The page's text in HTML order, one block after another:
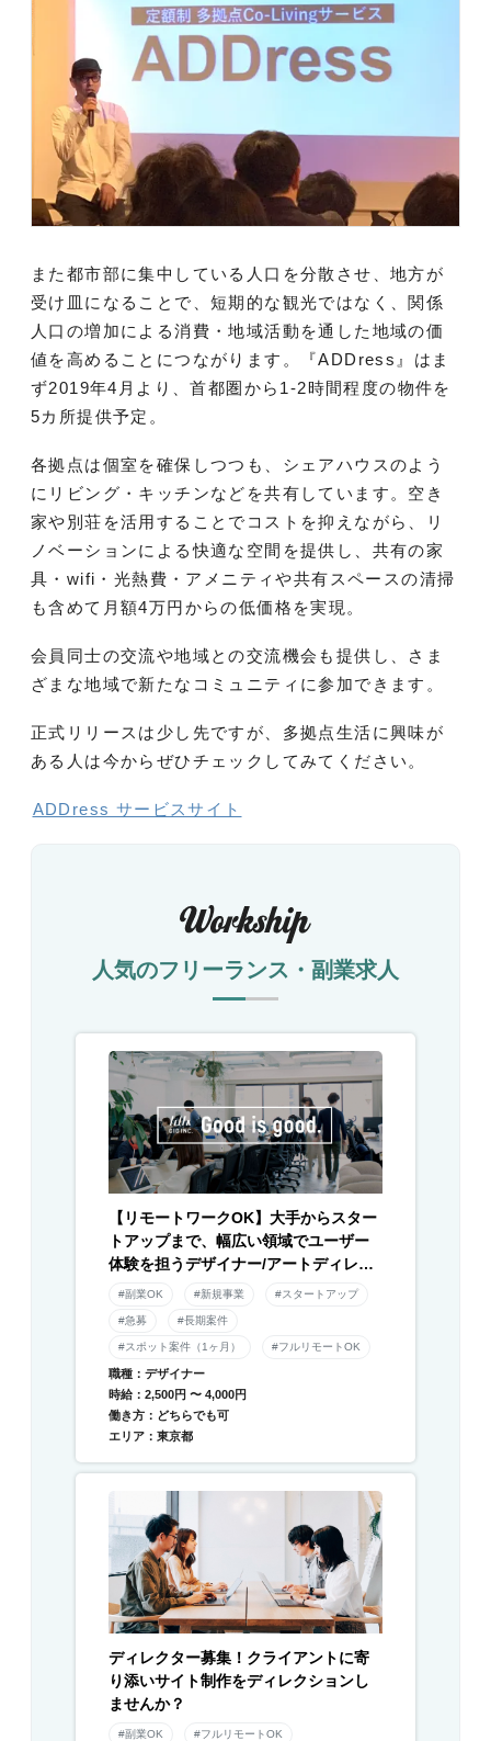
また都市部に集中している人口を分散させ、地方が
受け皿になることで、短期的な観光ではなく、関係
人口の増加による消費・地域活動を通した地域の価
値を高めることにつながります。『ADDress』はま
ず2019年4月より、首都圏から1-2時間程度の物件を
5カ所提供予定。
各拠点は個室を確保しつつも、シェアハウスのよう
にリビング・キッチンなどを共有しています。空き
家や別荘を活用することでコストを抑えながら、リ
ノベーションによる快適な空間を提供し、共有の家
具・wifi・光熱費・アメニティや共有スペースの清掃
も含めて月額4万円からの低価格を実現。
会員同士の交流や地域との交流機会も提供し、さま
ざまな地域で新たなコミュニティに参加できます。
正式リリースは少し先ですが、多拠点生活に興味が
ある人は今からぜひチェックしてみてください。
ADDress サービスサイト
人気のフリーランス・副業求人
【リモートワークOK】大手からスター
トアップまで、幅広い領域でユーザー
体験を担うデザイナー/アートディレク
ター募集！
#副業OK #新規事業 #スタートアップ
#急募 #長期案件
#スポット案件（1ヶ月） #フルリモートOK
職種：デザイナー
時給：2,500円 〜 4,000円
働き方：どちらでも可
エリア：東京都
ディレクター募集！クライアントに寄
り添いサイト制作をディレクションし
ませんか？
#副業OK #フルリモートOK